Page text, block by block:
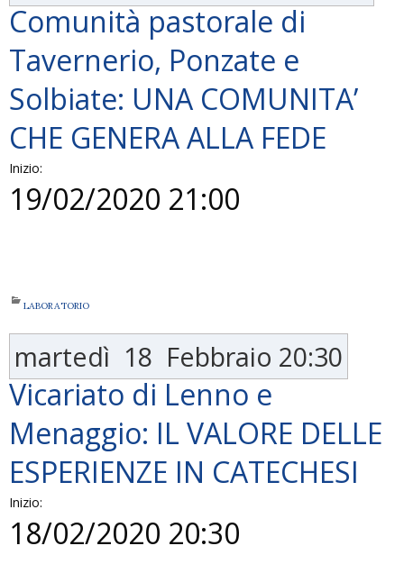
Comunità pastorale di
Tavernerio, Ponzate e
Solbiate: UNA COMUNITA’
CHE GENERA ALLA FEDE
Inizio:
19/02/2020 21:00
LABORATORIO
martedì 18 Febbraio 20:30
Vicariato di Lenno e
Menaggio: IL VALORE DELLE
ESPERIENZE IN CATECHESI
Inizio:
18/02/2020 20:30